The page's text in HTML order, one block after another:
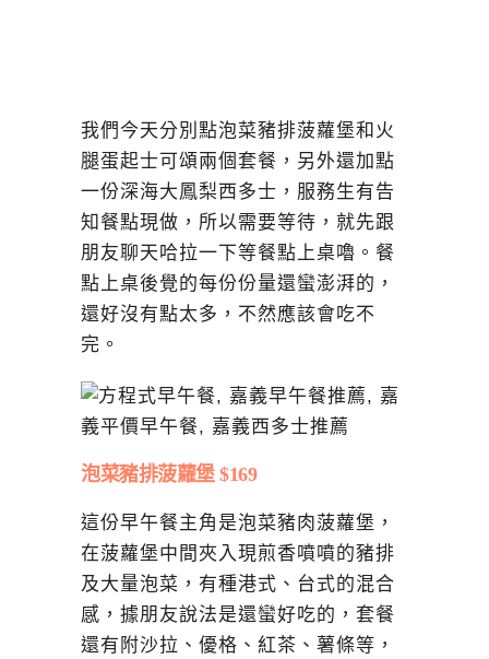
我們今天分別點泡菜豬排菠蘿堡和火
腿蛋起士可頌兩個套餐，另外還加點
一份深海大鳳梨西多士，服務生有告
知餐點現做，所以需要等待，就先跟
朋友聊天哈拉一下等餐點上桌嚕。餐
點上桌後覺的每份份量還蠻澎湃的，
還好沒有點太多，不然應該會吃不
完。
泡菜豬排菠蘿堡 $169
這份早午餐主角是泡菜豬肉菠蘿堡，
在菠蘿堡中間夾入現煎香噴噴的豬排
及大量泡菜，有種港式、台式的混合
感，據朋友說法是還蠻好吃的，套餐
還有附沙拉、優格、紅茶、薯條等，